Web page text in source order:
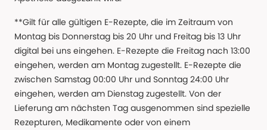
**Gilt für alle gültigen E-Rezepte, die im Zeitraum von
Montag bis Donnerstag bis 20 Uhr und Freitag bis 13 Uhr
digital bei uns eingehen. E-Rezepte die Freitag nach 13:00
eingehen, werden am Montag zugestellt. E-Rezepte die
zwischen Samstag 00:00 Uhr und Sonntag 24:00 Uhr
eingehen, werden am Dienstag zugestellt. Von der
Lieferung am nächsten Tag ausgenommen sind spezielle
Rezepturen, Medikamente oder von einem